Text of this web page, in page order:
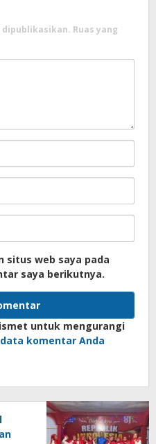
dipublikasikan. Ruas yang
situs web saya pada
saya berikutnya.
untuk mengurangi
komentar Anda